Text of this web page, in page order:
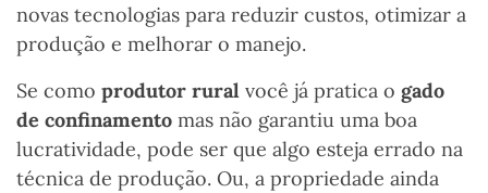
novas tecnologias para reduzir custos, otimizar a
produção e melhorar o manejo.
Se como produtor rural você já pratica o gado
de confinamento mas não garantiu uma boa
lucratividade, pode ser que algo esteja errado na
técnica de produção. Ou, a propriedade ainda